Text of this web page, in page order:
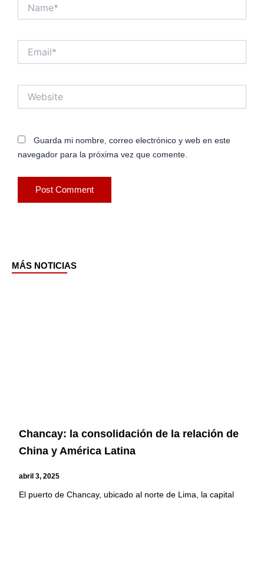
Guarda mi nombre, correo electrónico y web en este
navegador para la próxima vez que comente.
MÁS NOTICIAS
Chancay: la consolidación de la relación de
China y América Latina
abril 3, 2025
El puerto de Chancay, ubicado al norte de Lima, la capital